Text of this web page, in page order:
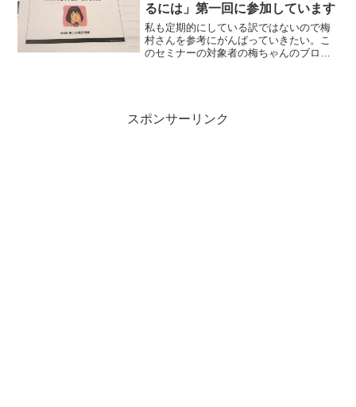
るには」第一回に参加しています
私も定期的にしている訳ではないので梅
村さんを参考にがんばっていきたい。こ
のセミナーの対象者の梅ちゃんのブログ
スポンサーリンク